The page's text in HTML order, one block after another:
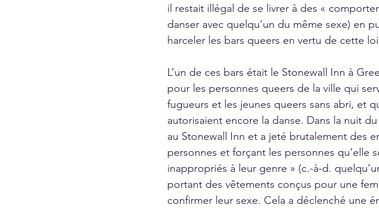
il restait illégal de se livrer à des «
danser avec quelqu’un du même sexe) en
harceler les bars queers en vertu de cette
L’un de ces bars était le Stonewall Inn à
pour les personnes queers de la ville qui
fugueurs et les jeunes queers sans abri, et
autorisaient encore la danse. Dans la nuit
au Stonewall Inn et a jeté brutalement des
personnes et forçant les personnes qu’elle
inappropriés à leur genre » (c.-à-d.
portant des vêtements conçus pour une
confirmer leur sexe. Cela a déclenché une